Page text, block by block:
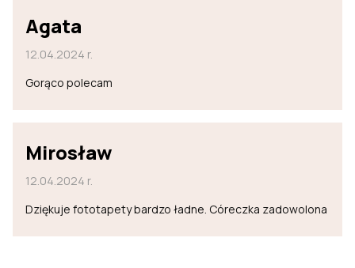
Agata
12.04.2024 r.
Gorąco polecam
Mirosław
12.04.2024 r.
Dziękuje fototapety bardzo ładne. Córeczka zadowolona